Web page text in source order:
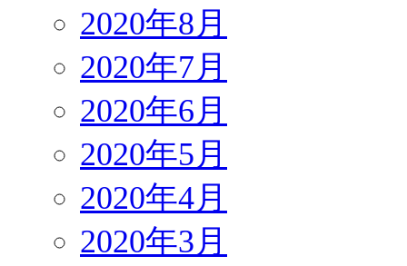
2020年8月
2020年7月
2020年6月
2020年5月
2020年4月
2020年3月